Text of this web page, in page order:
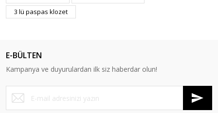
3 lü paspas klozet
E-BÜLTEN
Kampanya ve duyurulardan ilk siz haberdar olun!